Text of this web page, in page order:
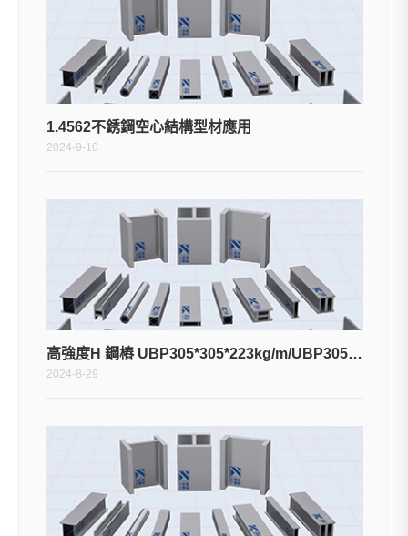
1.4562不銹鋼空心結構型材應用
2024-9-10
高強度H 鋼樁 UBP305*305*223kg/m/UBP305*305*283kg/m
2024-8-29